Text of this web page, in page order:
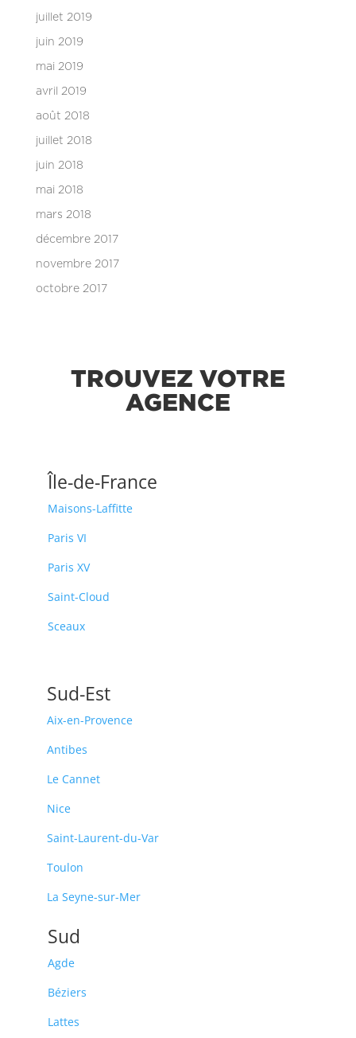
juillet 2019
juin 2019
mai 2019
avril 2019
août 2018
juillet 2018
juin 2018
mai 2018
mars 2018
décembre 2017
novembre 2017
octobre 2017
TROUVEZ VOTRE
AGENCE
Île-de-France
Maisons-Laffitte
Paris VI
Paris XV
Saint-Cloud
Sceaux
Sud-Est
Aix-en-Provence
Antibes
Le Cannet
Nice
Saint-Laurent-du-Var
Toulon
La Seyne-sur-Mer
Sud
Agde
Béziers
Lattes